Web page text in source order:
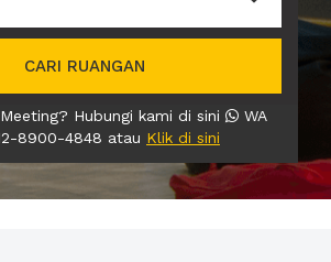
CARI RUANGAN
Hubungi kami di sini
WA
8900-4848 atau Klik di sini